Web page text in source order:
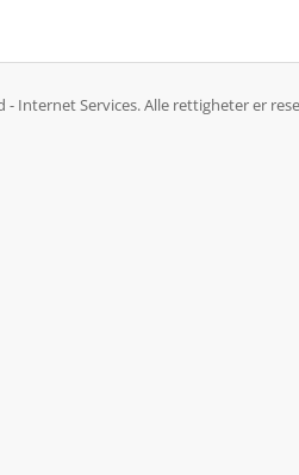
Internet Services. Alle rettigheter er